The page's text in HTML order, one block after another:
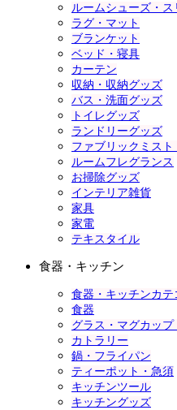
ルームシューズ・ス
ラグ・マット
ブランケット
ベッド・寝具
カーテン
収納・収納グッズ
バス・洗面グッズ
トイレグッズ
ランドリーグッズ
ファブリックミスト
ルームフレグランス
お掃除グッズ
インテリア雑貨
家具
家電
テキスタイル
食器・キッチン
食器・キッチンカテ
食器
グラス・マグカップ
カトラリー
鍋・フライパン
ティーポット・急須
キッチンツール
キッチングッズ